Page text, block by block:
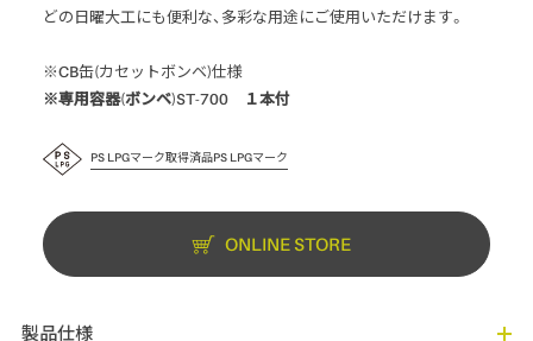
どの日曜大工にも便利な、多彩な用途にご使用いただけます。
※CB缶(カセットボンベ)仕様
※専用容器(ボンベ)ST-700 １本付
PS LPGマーク取得済品PS LPGマーク
ONLINE STORE
製品仕様